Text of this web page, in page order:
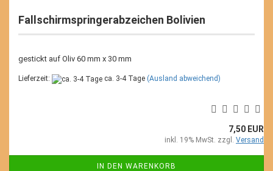
Fallschirmspringerabzeichen Bolivien
gestickt auf Oliv 60 mm x 30 mm
Lieferzeit: ca. 3-4 Tage (Ausland abweichend)
7,50 EUR
inkl. 19% MwSt. zzgl. Versand
IN DEN WARENKORB